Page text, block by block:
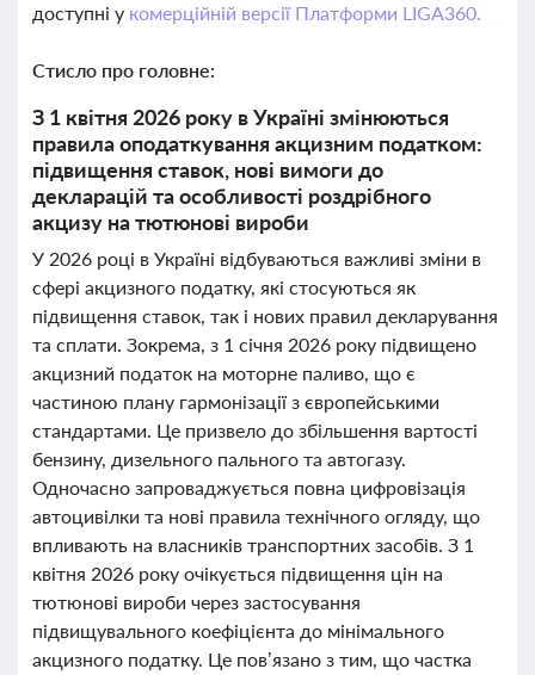
доступні у комерційній версії Платформи LIGA360.
Стисло про головне:
З 1 квітня 2026 року в Україні змінюються
правила оподаткування акцизним податком:
підвищення ставок, нові вимоги до
декларацій та особливості роздрібного
акцизу на тютюнові вироби
У 2026 році в Україні відбуваються важливі зміни в
сфері акцизного податку, які стосуються як
підвищення ставок, так і нових правил декларування
та сплати. Зокрема, з 1 січня 2026 року підвищено
акцизний податок на моторне паливо, що є
частиною плану гармонізації з європейськими
стандартами. Це призвело до збільшення вартості
бензину, дизельного пального та автогазу.
Одночасно запроваджується повна цифровізація
автоцивілки та нові правила технічного огляду, що
впливають на власників транспортних засобів. З 1
квітня 2026 року очікується підвищення цін на
тютюнові вироби через застосування
підвищувального коефіцієнта до мінімального
акцизного податку. Це пов’язано з тим, що частка